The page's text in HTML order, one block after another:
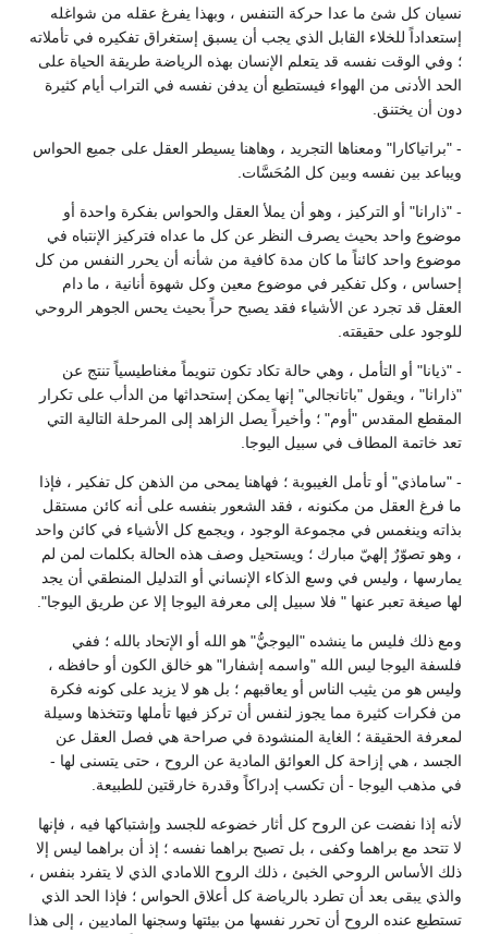
نسيان كل شئ ما عدا حركة التنفس ، وبهذا يفرغ عقله من شواغله
إستعداداً للخلاء القابل الذي يجب أن يسبق إستغراق تفكيره في تأملاته
؛ وفي الوقت نفسه قد يتعلم الإنسان بهذه الرياضة طريقة الحياة على
الحد الأدنى من الهواء فيستطيع أن يدفن نفسه في التراب أيام كثيرة
دون أن يختنق.
- "براتياكارا" ومعناها التجريد ، وهاهنا يسيطر العقل على جميع الحواس
ويباعد بين نفسه وبين كل المُحَسَّات.
- "ذارانا" أو التركيز ، وهو أن يملأ العقل والحواس بفكرة واحدة أو
موضوع واحد بحيث يصرف النظر عن كل ما عداه فتركيز الإنتباه في
موضوع واحد كائناً ما كان مدة كافية من شأنه أن يحرر النفس من كل
إحساس ، وكل تفكير في موضوع معين وكل شهوة أنانية ، ما دام
العقل قد تجرد عن الأشياء فقد يصبح حراً بحيث يحس الجوهر الروحي
للوجود على حقيقته.
- "ذيانا" أو التأمل ، وهي حالة تكاد تكون تنويماً مغناطيسياً تنتج عن
"ذارانا" ، ويقول "باتانجالي" إنها يمكن إستحداثها من الدأب على تكرار
المقطع المقدس "أوم" ؛ وأخيراً يصل الزاهد إلى المرحلة التالية التي
تعد خاتمة المطاف في سبيل اليوجا.
- "ساماذي" أو تأمل الغيبوبة ؛ فهاهنا يمحى من الذهن كل تفكير ، فإذا
ما فرغ العقل من مكنونه ، فقد الشعور بنفسه على أنه كائن مستقل
بذاته وينغمس في مجموعة الوجود ، ويجمع كل الأشياء في كائن واحد
، وهو تصوّرٌ إلهيّ مبارك ؛ ويستحيل وصف هذه الحالة بكلمات لمن لم
يمارسها ، وليس في وسع الذكاء الإنساني أو التدليل المنطقي أن يجد
لها صيغة تعبر عنها " فلا سبيل إلى معرفة اليوجا إلا عن طريق اليوجا".
ومع ذلك فليس ما ينشده "اليوجيُّ" هو الله أو الإتحاد بالله ؛ ففي
فلسفة اليوجا ليس الله "واسمه إشفارا" هو خالق الكون أو حافظه ،
وليس هو من يثيب الناس أو يعاقبهم ؛ بل هو لا يزيد على كونه فكرة
من فكرات كثيرة مما يجوز لنفس أن تركز فيها تأملها وتتخذها وسيلة
لمعرفة الحقيقة ؛ الغاية المنشودة في صراحة هي فصل العقل عن
الجسد ، هي إزاحة كل العوائق المادية عن الروح ، حتى يتسنى لها -
في مذهب اليوجا - أن تكسب إدراكاً وقدرة خارقتين للطبيعة.
لأنه إذا نفضت عن الروح كل أثار خضوعه للجسد وإشتباكها فيه ، فإنها
لا تتحد مع براهما وكفى ، بل تصبح براهما نفسه ؛ إذ أن براهما ليس إلا
ذلك الأساس الروحي الخبئ ، ذلك الروح اللامادي الذي لا يتفرد بنفس ،
والذي يبقى بعد أن تطرد بالرياضة كل أعلاق الحواس ؛ فإذا الحد الذي
تستطيع عنده الروح أن تحرر نفسها من بيئتها وسجنها الماديين ، إلى هذا